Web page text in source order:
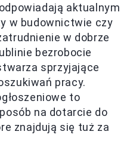
aktualnym
w budownictwie czy
w dobrze
bezrobocie
sprzyjające
pracy.
to
na dotarcie do
znajdują się tuż za